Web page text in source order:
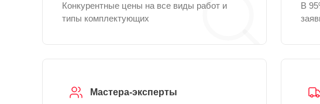
Конкурентные цены на все виды работ и
типы комплектующих
В
Мастера-эксперты